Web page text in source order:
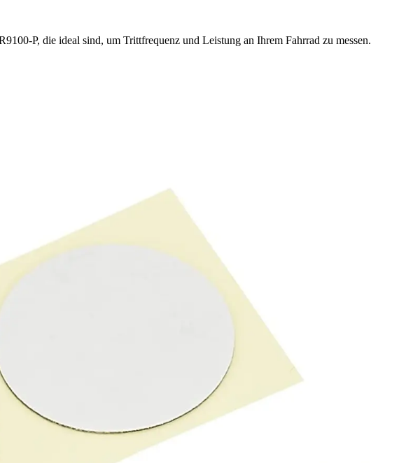
P, die ideal sind, um Trittfrequenz und Leistung an Ihrem Fahrrad zu messen.